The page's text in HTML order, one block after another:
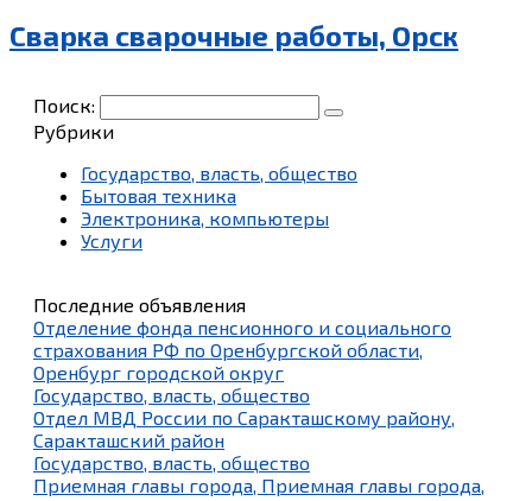
Сварка сварочные работы, Орск
Поиск:
Рубрики
Государство, власть, общество
Бытовая техника
Электроника, компьютеры
Услуги
Последние объявления
Отделение фонда пенсионного и социального
страхования РФ по Оренбургской области,
Оренбург городской округ
Государство, власть, общество
Отдел МВД России по Саракташскому району,
Саракташский район
Государство, власть, общество
Приемная главы города, Приемная главы города,